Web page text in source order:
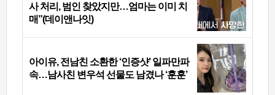
사 처리, 범인 찾았지만…엄마는 이미 치
매”(데이앤나잇)
아이유, 전남친 소환한 ‘인증샷’ 일파만파
속…남사친 변우석 선물도 남겼나 ‘훈훈’